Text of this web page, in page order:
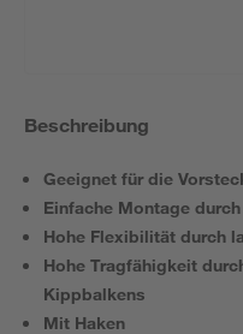
Beschreibung
Geeignet für die
Einfache Montage
Hohe Flexibilität durch
Hohe Tragfähigkeit
Kippbalkens
Mit Haken